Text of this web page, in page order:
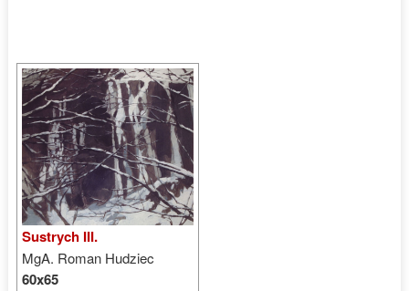
Sustrych III.
MgA. Roman Hudziec
60x65